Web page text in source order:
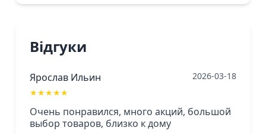
Відгуки
Ярослав Ильин
★★★★★
2026-03-18
Очень понравился, много акций, большой
выбор товаров, близко к дому